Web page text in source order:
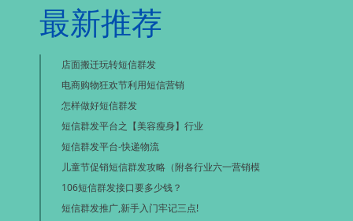
最新推荐
店面搬迁玩转短信群发
电商购物狂欢节利用短信营销
怎样做好短信群发
短信群发平台之【美容瘦身】行业
短信群发平台-快递物流
儿童节促销短信群发攻略（附各行业六一营销模
106短信群发接口要多少钱？
短信群发推广,新手入门牢记三点!